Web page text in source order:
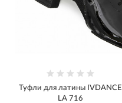
Туфли для латины IVDANCE
LA 716